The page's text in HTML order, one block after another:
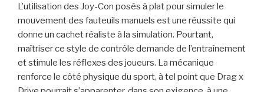
L’utilisation des Joy-Con posés à plat pour simuler le
mouvement des fauteuils manuels est une réussite qui
donne un cachet réaliste à la simulation. Pourtant,
maîtriser ce style de contrôle demande de l’entraînement
et stimule les réflexes des joueurs. La mécanique
renforce le côté physique du sport, à tel point que Drag x